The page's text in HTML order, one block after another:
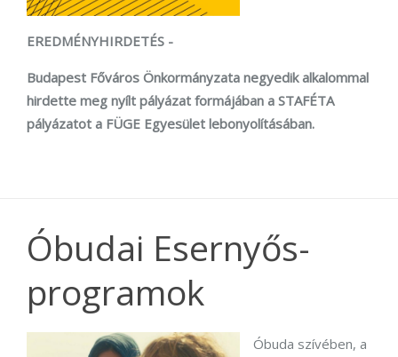
EREDMÉNYHIRDETÉS -
Budapest Főváros Önkormányzata negyedik alkalommal
hirdette meg nyílt pályázat formájában a STAFÉTA
pályázatot a FÜGE Egyesület lebonyolításában.
Óbudai Esernyős-
programok
Óbuda szívében, a